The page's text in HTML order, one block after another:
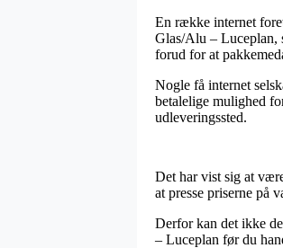
En række internet
Glas/Alu – Luceplan,
forud for at
Nogle få internet
betalelige mulighed
udleveringssted.
Det har vist sig at
at presse priserne på
Derfor kan det ikke
– Luceplan før du